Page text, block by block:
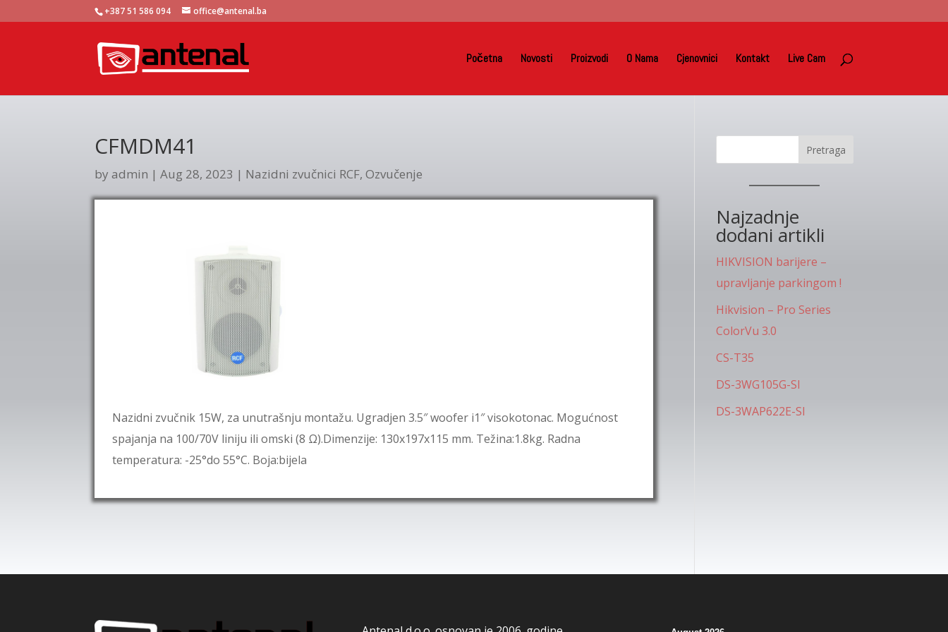
+387 51 586 094 office@antenal.ba
Početna Novosti Proizvodi O Nama Cjenovnici Kontakt Live Cam
CFMDM41
byadmin |Aug 28, 2023 | Nazidni zvučnici RCF,Ozvučenje
Nazidni zvučnik 15W, za unutrašnju montažu. Ugradjen 3.5″ woofer i1″ visokotonac. Mogućnost
spajanja na 100/70V liniju ili omski (8 Ω).Dimenzije: 130x197x115 mm. Težina:1.8kg. Radna
temperatura: -25°do 55°C. Boja:bijela
Pretraga
Najzadnje
dodani artikli
HIKVISION barijere –
upravljanje parkingom !
Hikvision – Pro Series
ColorVu 3.0
CS-T35
DS-3WG105G-SI
DS-3WAP622E-SI